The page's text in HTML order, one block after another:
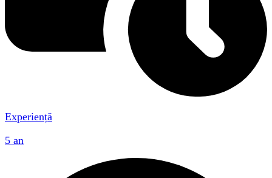
Experiență
5 an